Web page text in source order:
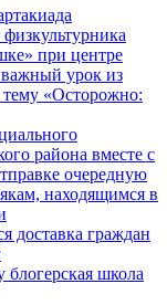
при центре
урок из
тему «Осторожно:
района вместе с
очередную
находящимся в
доставка граждан
школа